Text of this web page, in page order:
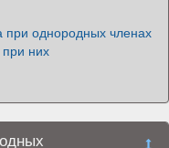
однородных членах
них